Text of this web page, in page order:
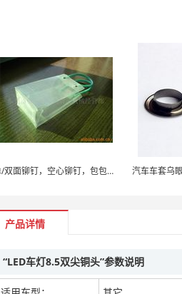
单/双面铆钉，空心铆钉，包包铆钉，手提袋铆钉，吊牌铆钉 汽车车套乌
产品详情
“LED车灯8.5双尖铜头”参数说明